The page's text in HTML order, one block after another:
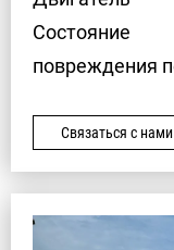
Состояние
повреждения
Связаться с нами